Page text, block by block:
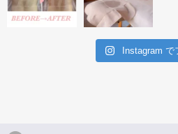
Instagram で